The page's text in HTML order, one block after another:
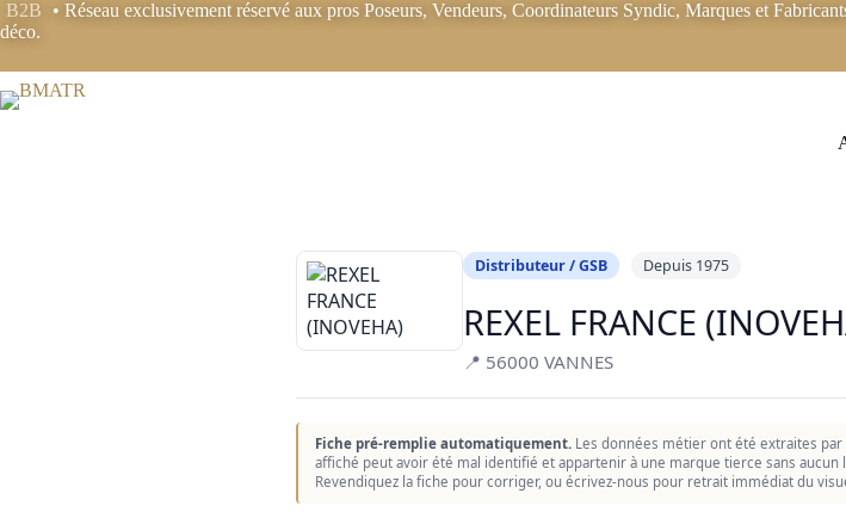
Passer
au
B2B
• Réseau exclusivement réservé aux pros Poseurs, Vendeurs, Coordinateurs Syndic, Marques et
déco.
Distributeur / GSB Depuis 1975
REXEL FRANCE
📍 56000 VANNES
Fiche pré-remplie automatiquement. Les données métier ont été extraites
affiché peut avoir été mal identifié et appartenir à une marque tierce sans
Revendiquez la fiche pour corriger, ou écrivez-nous pour retrait immédiat du